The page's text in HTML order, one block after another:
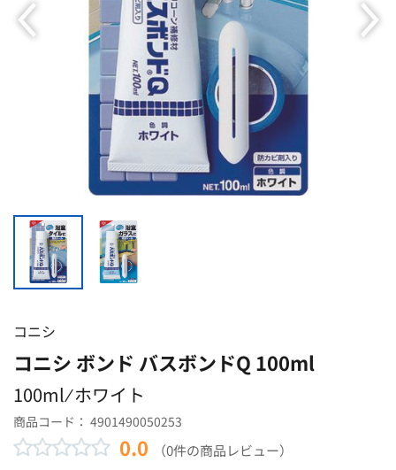
コニシ
コニシ ボンド バスボンドQ 100ml
100ml ⁄ ホワイト
商品コード： 4901490050253
0.0 （0件の商品レビュー）